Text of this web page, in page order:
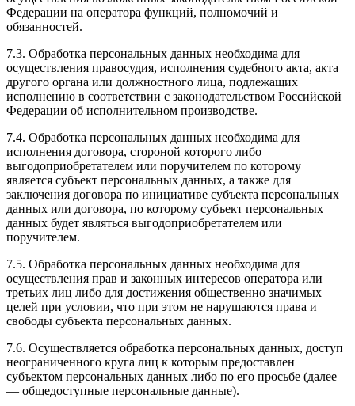
Федерации на оператора функций, полномочий и
обязанностей.
7.3. Обработка персональных данных необходима для
осуществления правосудия, исполнения судебного акта, акта
другого органа или должностного лица, подлежащих
исполнению в соответствии с законодательством Российской
Федерации об исполнительном производстве.
7.4. Обработка персональных данных необходима для
исполнения договора, стороной которого либо
выгодоприобретателем или поручителем по которому
является субъект персональных данных, а также для
заключения договора по инициативе субъекта персональных
данных или договора, по которому субъект персональных
данных будет являться выгодоприобретателем или
поручителем.
7.5. Обработка персональных данных необходима для
осуществления прав и законных интересов оператора или
третьих лиц либо для достижения общественно значимых
целей при условии, что при этом не нарушаются права и
свободы субъекта персональных данных.
7.6. Осуществляется обработка персональных данных, доступ
неограниченного круга лиц к которым предоставлен
субъектом персональных данных либо по его просьбе (далее
— общедоступные персональные данные).